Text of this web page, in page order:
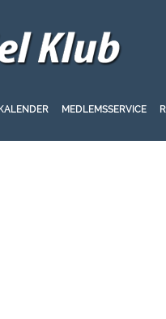
MEDLEMSSERVICE